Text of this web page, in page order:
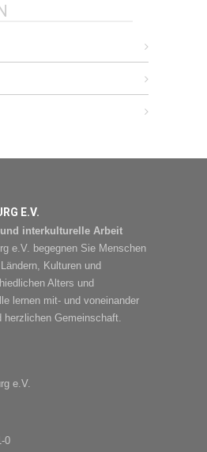
E.V.
interkulturelle Arbeit
e.V. begegnen Sie Menschen
Kulturen und
Alters und
lernen mit- und voneinander
herzlichen Gemeinschaft.
e.V.
0